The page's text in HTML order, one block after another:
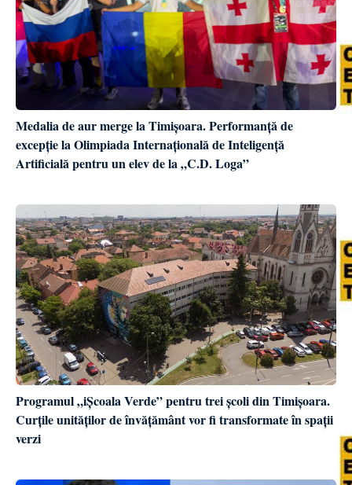
Medalia de aur merge la Timișoara. Performanță de
excepție la Olimpiada Internațională de Inteligență
Artificială pentru un elev de la „C.D. Loga”
Programul „iȘcoala Verde” pentru trei școli din Timișoara.
Curțile unităților de învățământ vor fi transformate în spații
verzi